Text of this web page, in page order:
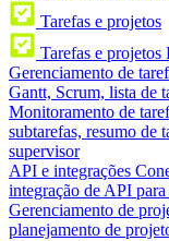
Tarefas e projetos
Tarefas e projetos
Gerenciamento de
Gantt, Scrum, lista de
Monitoramento de
subtarefas, resumo de
supervisor
API e integrações
integração de API
Gerenciamento de
planejamento de